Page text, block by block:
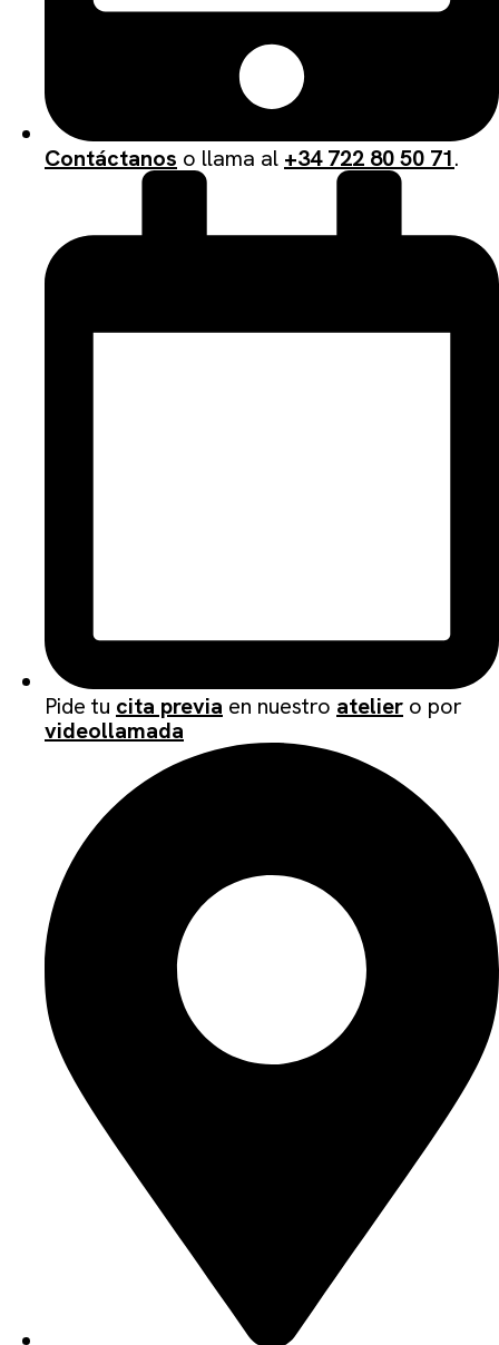
Contáctanos o llama al +34 722 80 50 71.
Pide tu cita previa en nuestro atelier o por
videollamada